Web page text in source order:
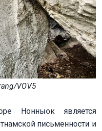
VOV5
Нонныок является
письменности и